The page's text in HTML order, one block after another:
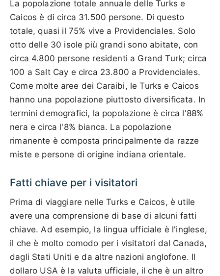
La popolazione totale annuale delle Turks e
Caicos è di circa 31.500 persone. Di questo
totale, quasi il 75% vive a Providenciales. Solo
otto delle 30 isole più grandi sono abitate, con
circa 4.800 persone residenti a Grand Turk; circa
100 a Salt Cay e circa 23.800 a Providenciales.
Come molte aree dei Caraibi, le Turks e Caicos
hanno una popolazione piuttosto diversificata. In
termini demografici, la popolazione è circa l'88%
nera e circa l'8% bianca. La popolazione
rimanente è composta principalmente da razze
miste e persone di origine indiana orientale.
Fatti chiave per i visitatori
Prima di viaggiare nelle Turks e Caicos, è utile
avere una comprensione di base di alcuni fatti
chiave. Ad esempio, la lingua ufficiale è l'inglese,
il che è molto comodo per i visitatori dal Canada,
dagli Stati Uniti e da altre nazioni anglofone. Il
dollaro USA è la valuta ufficiale, il che è un altro